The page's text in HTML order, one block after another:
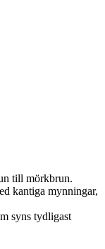
till mörkbrun.
kantiga mynningar,
syns tydligast